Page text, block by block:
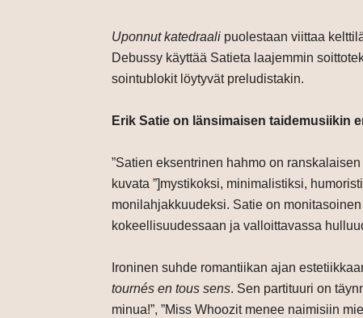
Uponnut katedraali puolestaan viittaa
Debussy käyttää Satieta laajemmin
sointublokit löytyvät preludistakin.
Erik Satie on länsimaisen taidemusiikin
”Satien eksentrinen hahmo on
kuvata ”]mystikoksi, minimalistiksi,
monilahjakkuudeksi. Satie on
kokeellisuudessaan ja valloittavassa
Ironinen suhde romantiikan ajan
tournés en tous sens. Sen partituuri on
minua!”, ”Miss Whoozit menee naimisiin